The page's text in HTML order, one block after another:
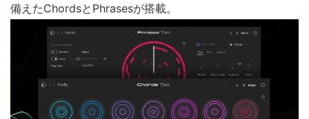
備えたChordsとPhrasesが搭載。